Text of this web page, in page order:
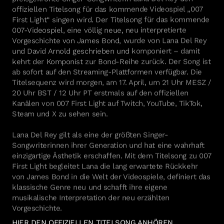
offiziellen Titelsong für das kommende Videospiel „007
First Light“ singen wird. Der Titelsong für das kommende
007-Videospiel, eine völlig neue, neu interpretierte
Vorgeschichte von James Bond, wurde von Lana Del Rey
und David Arnold geschrieben und komponiert – damit
kehrt der Komponist zur Bond-Reihe zurück. Der Song ist
ab sofort auf den Streaming-Plattformen verfügbar. Die
Titelsequenz wird morgen, am 17. April, um 21 Uhr MESZ /
20 Uhr BST / 12 Uhr PT erstmals auf den offiziellen
Kanälen von 007 First Light auf Twitch, YouTube, TikTok,
Steam und X zu sehen sein.
Lana Del Rey gilt als eine der größten Singer-
Songwriterinnen ihrer Generation und hat eine wahrhaft
einzigartige Ästhetik erschaffen. Mit dem Titelsong zu 007
First Light begleitet Lana die lang erwartete Rückkehr
von James Bond in die Welt der Videospiele, definiert das
klassische Genre neu und schafft ihre eigene
musikalische Interpretation der neu erzählten
Vorgeschichte.
HIER DEN OFFIZIELLEN TITELSONG ANHÖREN